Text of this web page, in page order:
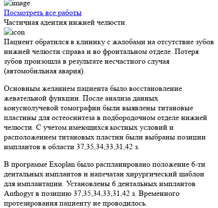
Посмотреть все работы
Частичная адентия нижней челюсти
Пациент обратился в клинику с жалобами на отсутствие зубов
нижней челюсти справа и во фронтальном отделе. Потеря
зубов произошла в результате несчастного случая
(автомобильная авария).
Основным желанием пациента было восстановление
жевательной функции. После анализа данных
конуснолучевой томографии были выявлены титановые
пластины для остеосинтеза в подбородочном отделе нижней
челюсти. С учетом имеющихся костных условий и
расположением титановых пластин были выбраны позиции
имплантов в области 37,35,34,33,31,42 з.
В программе Exoplan было распланировано положение 6-ти
дентальных имплантов и напечатан хирургический шаблон
для имплантации. Установлены 6 дентальных имплантов
Anthogyr в позицию 37,35,34,33,31,42 з. Временного
протезирования пациенту не проводилось.